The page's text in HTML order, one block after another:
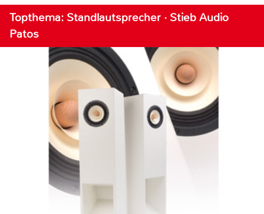
Topthema: Standlautsprecher · Stieb Audio
Patos